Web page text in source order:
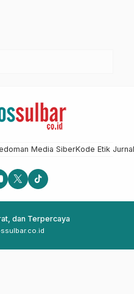
Media SiberKode Etik
dan Terpercaya